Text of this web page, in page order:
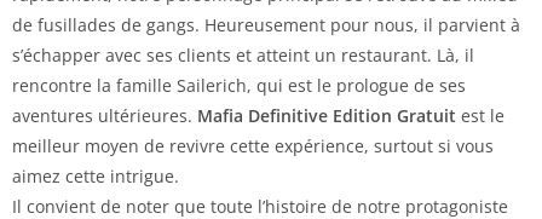
de fusillades de gangs. Heureusement pour nous, il parvient à
s’échapper avec ses clients et atteint un restaurant. Là, il
rencontre la famille Sailerich, qui est le prologue de ses
aventures ultérieures. Mafia Definitive Edition Gratuit est le
meilleur moyen de revivre cette expérience, surtout si vous
aimez cette intrigue.
Il convient de noter que toute l’histoire de notre protagoniste